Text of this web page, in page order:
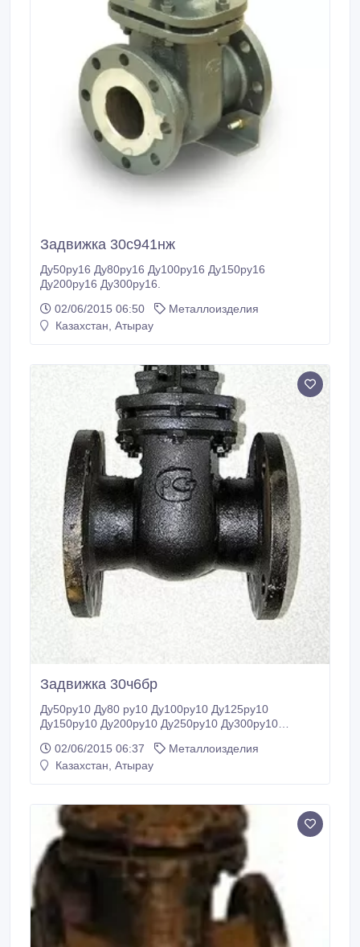
Задвижка 30с941нж
Ду50ру16 Ду80ру16 Ду100ру16 Ду150ру16
Ду200ру16 Ду300ру16.
02/06/2015 06:50
Металлоизделия
Казахстан, Атырау
Задвижка 30ч6бр
Ду50ру10 Ду80 ру10 Ду100ру10 Ду125ру10
Ду150ру10 Ду200ру10 Ду250ру10 Ду300ру10
Ду80ру16 Ду100ру16 Ду125ру16 Ду150ру16
Ду200ру16.
02/06/2015 06:37
Металлоизделия
Казахстан, Атырау